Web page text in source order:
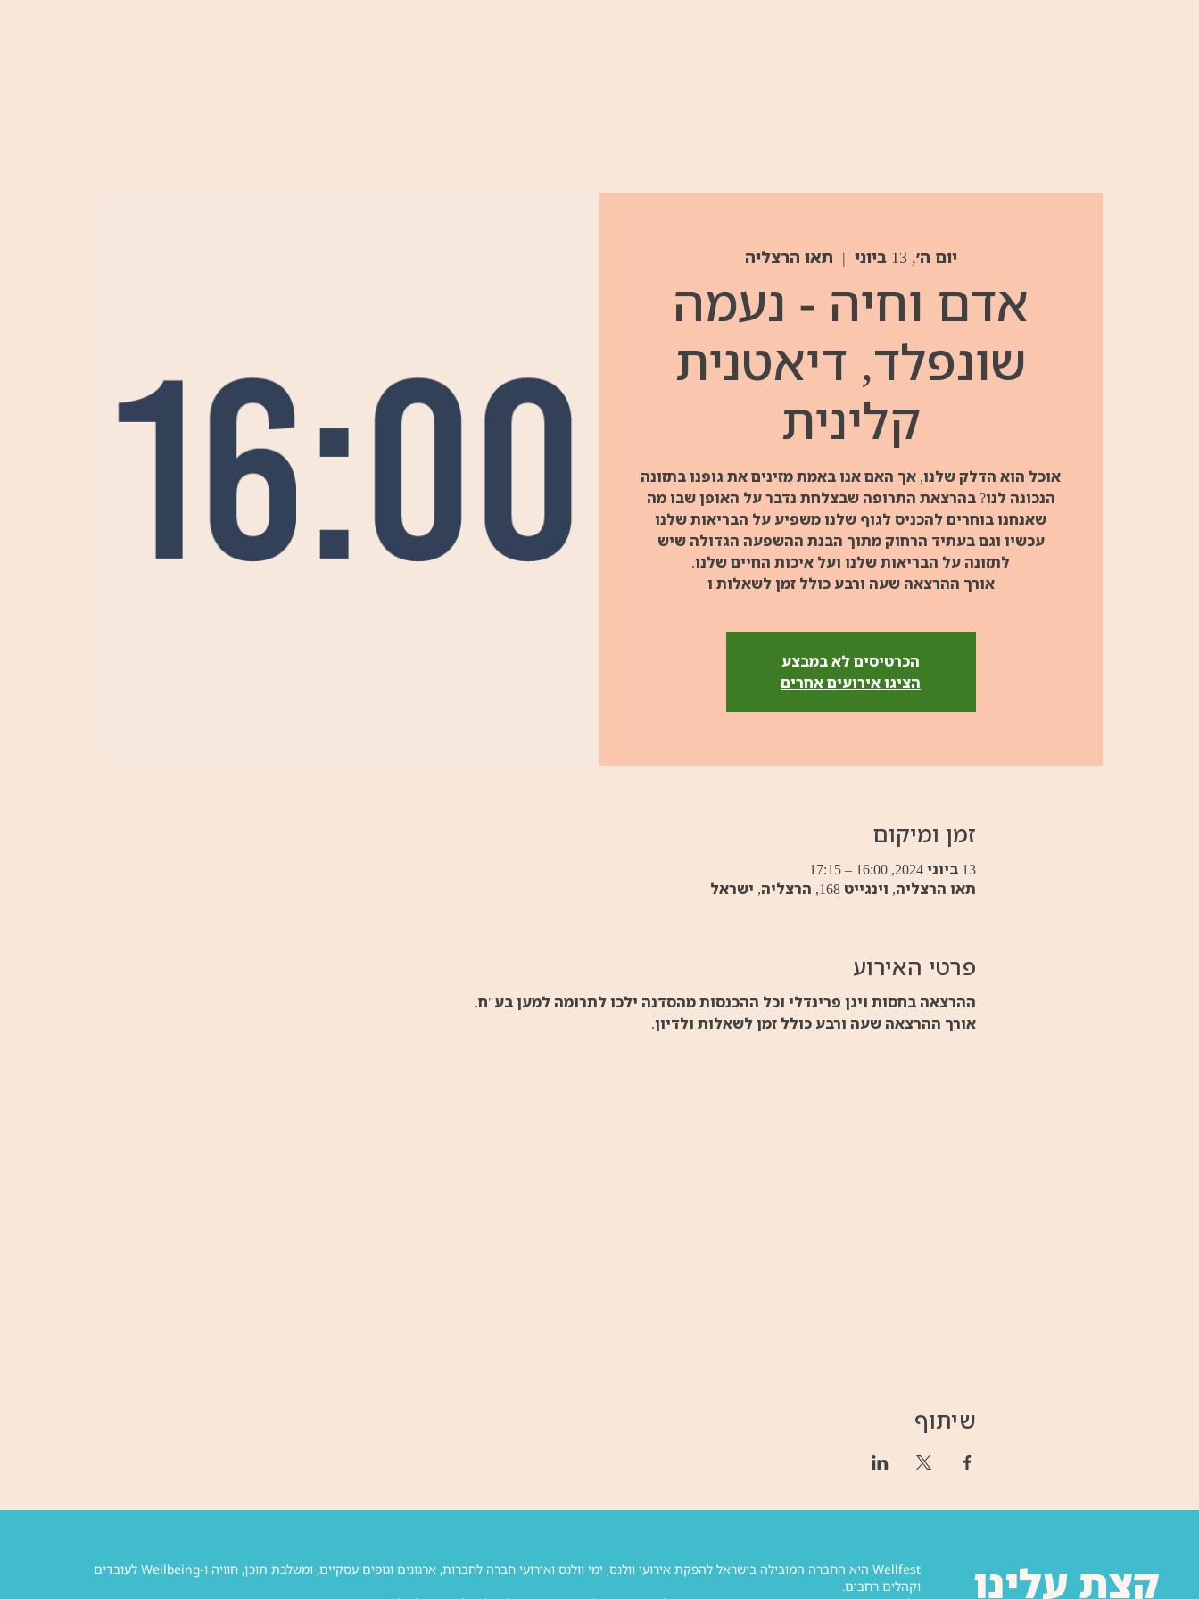
יום ה׳, 13 ביוני
  |
תאו הרצליה
אדם וחיה - נעמה
שונפלד, דיאטנית
קלינית
אוכל הוא הדלק שלנו, אך האם אנו באמת מזינים את גופנו בתזונה
הנכונה לנו? בהרצאת התרופה שבצלחת נדבר על האופן שבו מה
שאנחנו בוחרים להכניס לגוף שלנו משפיע על הבריאות שלנו
עכשיו וגם בעתיד הרחוק מתוך הבנת ההשפעה הגדולה שיש
אורך ההרצאה שעה ורבע כולל זמן לשאלות ו
הכרטיסים לא במבצע
הציגו אירועים אחרים
זמן ומיקום
13 ביוני 2024, 16:00 – 17:15
תאו הרצליה, וינגייט 168, הרצליה, ישראל
פרטי האירוע
ההרצאה בחסות ויגן פרינדלי וכל ההכנסות מהסדנה ילכו לתרומה למען בע"ח.
אורך ההרצאה שעה ורבע כולל זמן לשאלות ולדיון.
שיתוף
Wellfest היא החברה המובילה בישראל להפקת אירועי וולנס, ימי וולנס ואירועי חברה לחברות, ארגונים וגופים עסקיים, ומשלבת תוכן, חוויה ו-Wellbeing לעובדים
וקהלים רחבים.
קצת עלינו